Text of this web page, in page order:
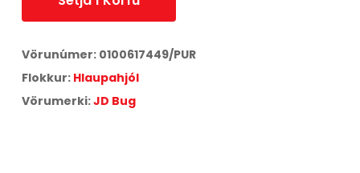
Vörunúmer: 0100617449/PUR
Flokkur: Hlaupahjól
Vörumerki:JD Bug